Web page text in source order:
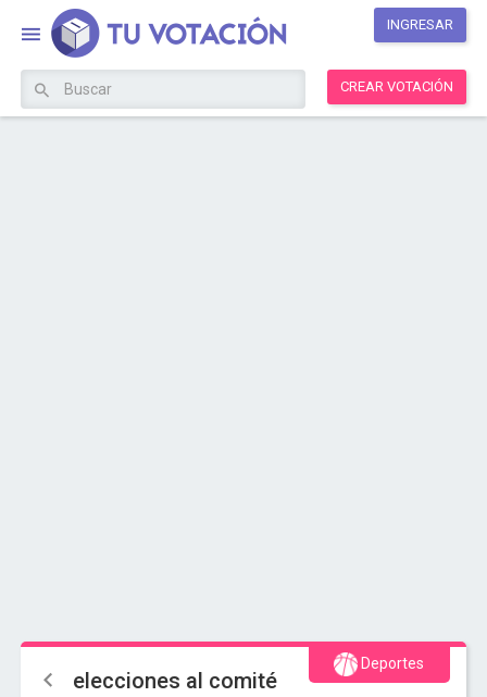
INGRESAR
CREAR VOTACIÓN
Deportes
elecciones al comité